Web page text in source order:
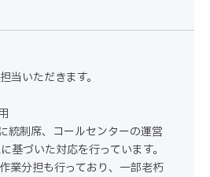
当いただきます。
統制席、コールセンターの運営
基づいた対応を行っています。
業分担も行っており、一部老朽